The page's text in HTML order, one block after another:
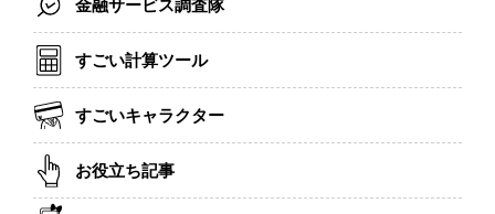
金融サービス調査隊
すごい計算ツール
すごいキャラクター
お役立ち記事